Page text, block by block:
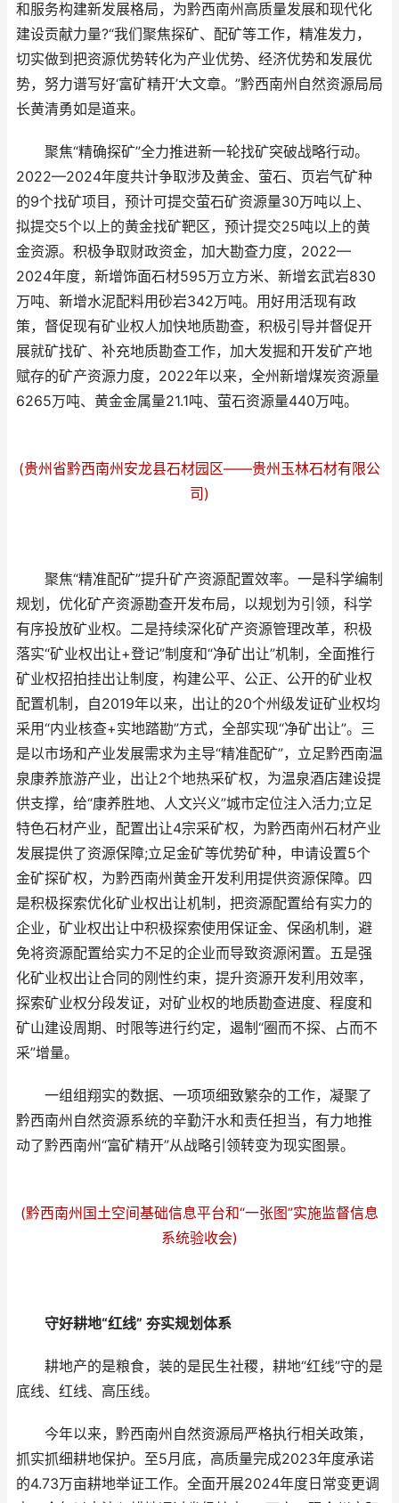
和服务构建新发展格局，为黔西南州高质量发展和现代化
建设贡献力量?“我们聚焦探矿、配矿等工作，精准发力，
切实做到把资源优势转化为产业优势、经济优势和发展优
势，努力谱写好‘富矿精开’大文章。”黔西南州自然资源局局
长黄清勇如是道来。
聚焦“精确探矿”全力推进新一轮找矿突破战略行动。
2022—2024年度共计争取涉及黄金、萤石、页岩气矿种
的9个找矿项目，预计可提交萤石矿资源量30万吨以上、
拟提交5个以上的黄金找矿靶区，预计提交25吨以上的黄
金资源。积极争取财政资金，加大勘查力度，2022—
2024年度，新增饰面石材595万立方米、新增玄武岩830
万吨、新增水泥配料用砂岩342万吨。用好用活现有政
策，督促现有矿业权人加快地质勘查，积极引导并督促开
展就矿找矿、补充地质勘查工作，加大发掘和开发矿产地
赋存的矿产资源力度，2022年以来，全州新增煤炭资源量
6265万吨、黄金金属量21.1吨、萤石资源量440万吨。
(贵州省黔西南州安龙县石材园区——贵州玉林石材有限公
司)
聚焦“精准配矿”提升矿产资源配置效率。一是科学编制
规划，优化矿产资源勘查开发布局，以规划为引领，科学
有序投放矿业权。二是持续深化矿产资源管理改革，积极
落实“矿业权出让+登记”制度和“净矿出让”机制，全面推行
矿业权招拍挂出让制度，构建公平、公正、公开的矿业权
配置机制，自2019年以来，出让的20个州级发证矿业权均
采用“内业核查+实地踏勘”方式，全部实现“净矿出让”。三
是以市场和产业发展需求为主导“精准配矿”，立足黔西南温
泉康养旅游产业，出让2个地热采矿权，为温泉酒店建设提
供支撑，给“康养胜地、人文兴义”城市定位注入活力;立足
特色石材产业，配置出让4宗采矿权，为黔西南州石材产业
发展提供了资源保障;立足金矿等优势矿种，申请设置5个
金矿探矿权，为黔西南州黄金开发利用提供资源保障。四
是积极探索优化矿业权出让机制，把资源配置给有实力的
企业，矿业权出让中积极探索使用保证金、保函机制，避
免将资源配置给实力不足的企业而导致资源闲置。五是强
化矿业权出让合同的刚性约束，提升资源开发利用效率，
探索矿业权分段发证，对矿业权的地质勘查进度、程度和
矿山建设周期、时限等进行约定，遏制“圈而不探、占而不
采”增量。
一组组翔实的数据、一项项细致繁杂的工作，凝聚了
黔西南州自然资源系统的辛勤汗水和责任担当，有力地推
动了黔西南州“富矿精开”从战略引领转变为现实图景。
(黔西南州国土空间基础信息平台和“一张图”实施监督信息
系统验收会)
守好耕地“红线” 夯实规划体系
耕地产的是粮食，装的是民生社稷，耕地“红线”守的是
底线、红线、高压线。
今年以来，黔西南州自然资源局严格执行相关政策，
抓实抓细耕地保护。至5月底，高质量完成2023年度承诺
的4.73万亩耕地举证工作。全面开展2024年度日常变更调